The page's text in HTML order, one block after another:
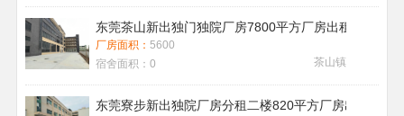
东莞茶山新出独门独院厂房7800平方厂房出租带喷淋
厂房面积： 5600
宿舍面积： 0 茶山镇
东莞寮步新出独院厂房分租二楼820平方厂房出租